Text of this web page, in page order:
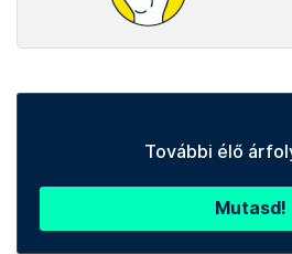
További élő
Mutasd!